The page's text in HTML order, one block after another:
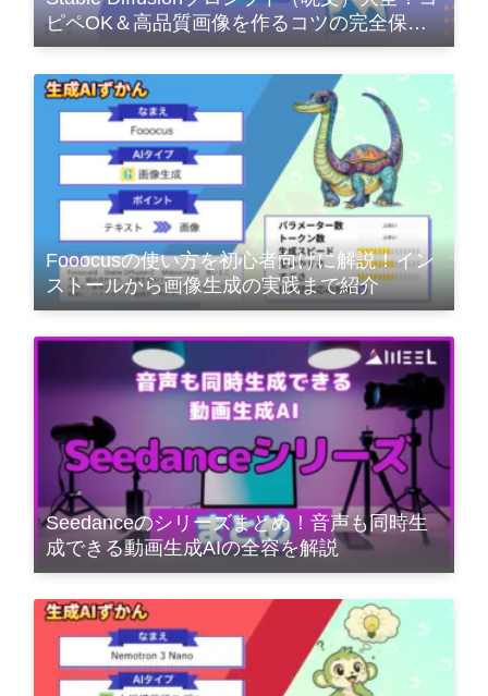
ピペOK＆高品質画像を作るコツの完全保存
版
Fooocusの使い方を初心者向けに解説！イン
ストールから画像生成の実践まで紹介
Seedanceのシリーズまとめ！音声も同時生
成できる動画生成AIの全容を解説